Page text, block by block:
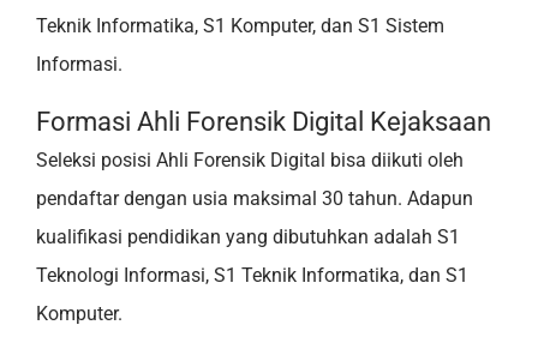
Teknik Informatika, S1 Komputer, dan S1 Sistem
Informasi.
Formasi Ahli Forensik Digital Kejaksaan
Seleksi posisi Ahli Forensik Digital bisa diikuti oleh
pendaftar dengan usia maksimal 30 tahun. Adapun
kualifikasi pendidikan yang dibutuhkan adalah S1
Teknologi Informasi, S1 Teknik Informatika, dan S1
Komputer.